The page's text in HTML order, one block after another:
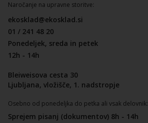
Naročanje na upravne storitve:
ekosklad@ekosklad.si
01 / 241 48 20
Ponedeljek, sreda in petek
12h - 14h
Bleiweisova cesta 30
Ljubljana, vložišče, 1. nadstropje
Osebno od ponedeljka do petka ali vsak delovnik:
Sprejem pisanj (dokumentov) 8h - 14h